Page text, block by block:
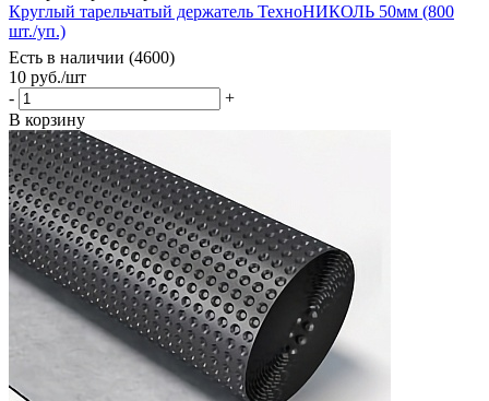
Круглый тарельчатый держатель ТехноНИКОЛЬ 50мм (800
шт./уп.)
Есть в наличии (4600)
10 руб./шт
-
+
В корзину